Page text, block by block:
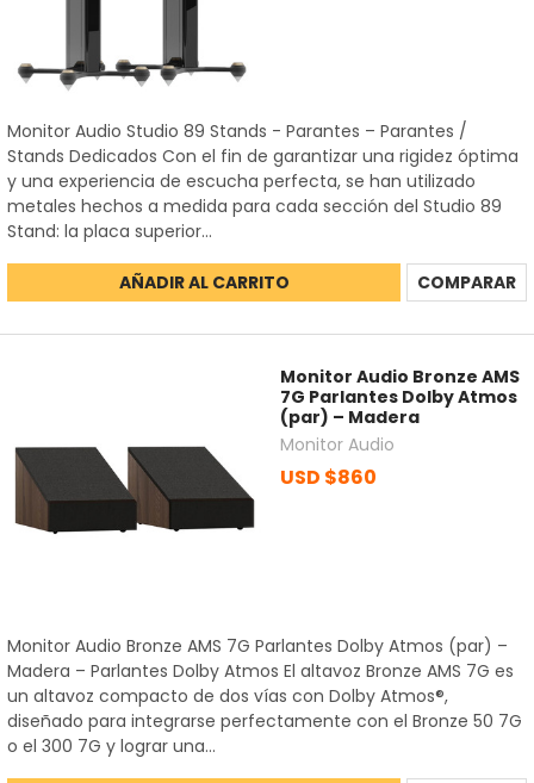
Monitor Audio Studio 89 Stands - Parantes – Parantes /
Stands Dedicados Con el fin de garantizar una rigidez óptima
y una experiencia de escucha perfecta, se han utilizado
metales hechos a medida para cada sección del Studio 89
Stand: la placa superior...
AÑADIR AL CARRITO COMPARAR
Monitor Audio Bronze AMS
7G Parlantes Dolby Atmos
(par) – Madera
Monitor Audio
USD $860
Monitor Audio Bronze AMS 7G Parlantes Dolby Atmos (par) –
Madera – Parlantes Dolby Atmos El altavoz Bronze AMS 7G es
un altavoz compacto de dos vías con Dolby Atmos®,
diseñado para integrarse perfectamente con el Bronze 50 7G
o el 300 7G y lograr una...